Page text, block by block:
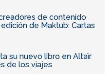
de contenido
de Maktub: Cartas
su nuevo libro en Altaïr
de los viajes